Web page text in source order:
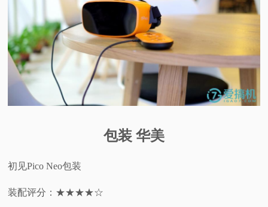
题
包装 华美
初见Pico Neo包装
装配评分：★★★★☆